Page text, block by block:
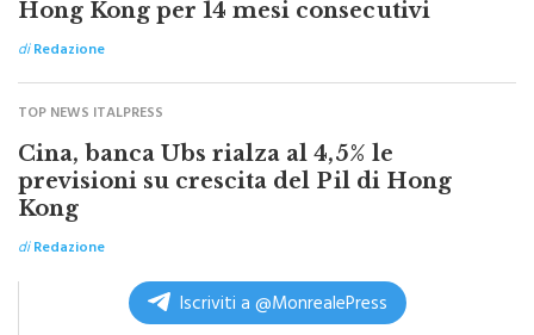
Cina, vendite al dettaglio crescono a
Hong Kong per 14 mesi consecutivi
diRedazione
TOP NEWS ITALPRESS
Cina, banca Ubs rialza al 4,5% le
previsioni su crescita del Pil di Hong
Kong
di